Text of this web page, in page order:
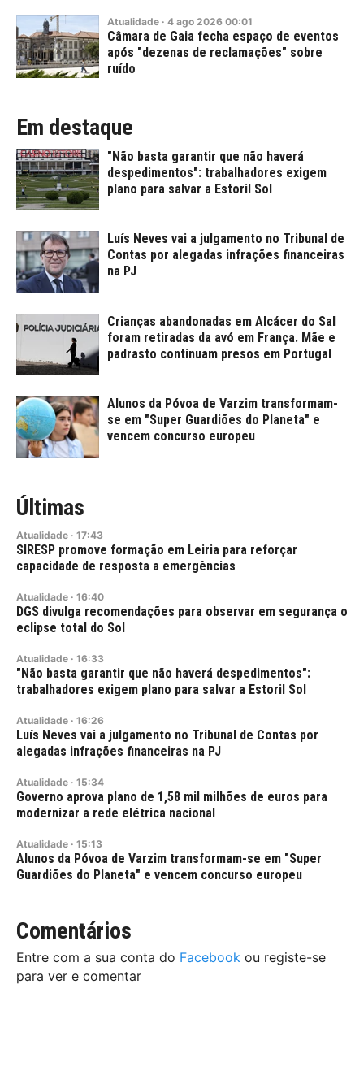
Atualidade · 4 ago 2026 00:01
Câmara de Gaia fecha espaço de eventos
após "dezenas de reclamações" sobre
ruído
Em destaque
"Não basta garantir que não haverá
despedimentos": trabalhadores exigem
plano para salvar a Estoril Sol
Luís Neves vai a julgamento no Tribunal de
Contas por alegadas infrações financeiras
na PJ
Crianças abandonadas em Alcácer do Sal
foram retiradas da avó em França. Mãe e
padrasto continuam presos em Portugal
Alunos da Póvoa de Varzim transformam-
se em "Super Guardiões do Planeta" e
vencem concurso europeu
Últimas
Atualidade · 17:43
SIRESP promove formação em Leiria para reforçar
capacidade de resposta a emergências
Atualidade · 16:40
DGS divulga recomendações para observar em segurança o
eclipse total do Sol
Atualidade · 16:33
"Não basta garantir que não haverá despedimentos":
trabalhadores exigem plano para salvar a Estoril Sol
Atualidade · 16:26
Luís Neves vai a julgamento no Tribunal de Contas por
alegadas infrações financeiras na PJ
Atualidade · 15:34
Governo aprova plano de 1,58 mil milhões de euros para
modernizar a rede elétrica nacional
Atualidade · 15:13
Alunos da Póvoa de Varzim transformam-se em "Super
Guardiões do Planeta" e vencem concurso europeu
Comentários
Entre com a sua conta do Facebook ou registe-se
para ver e comentar